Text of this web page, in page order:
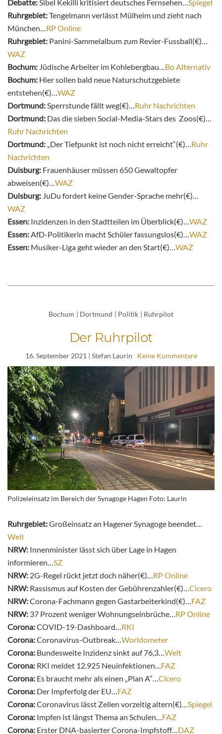
Debatte:Sibel Kekilli kritisiert deutsches Fernsehen…Spiegel
Ruhrgebiet:Tengelmann verlässt Mülheim und zieht nach
München…RP Online
Ruhrgebiet: Panini-Sammelalbum zum Revier-Fussball(€)…
WAZ
Bochum: Jüdische Arbeiter im Kohlebergbau…Bo Alternativ
Bochum: Hier sollen bald neue Naturschutzgebiete
entstehen(€)…WAZ
Dortmund:Sperrstunde fällt weg(€)…Ruhr Nachrichten
Dortmund: Das die sieben Social-Media-Stars des Zoos(€)…
Ruhr Nachrichten
Dortmund: „Der Tiefpunkt ist noch nicht erreicht“(€)…Ruhr
Nachrichten
Duisburg: Frauenhäuser müssen 650 Gewaltopfer
abweisen(€)…WAZ
Duisburg: JuDu fordert keine Gender-Sprache mehr(€)…
WAZ
Essen: Inzidenzen in den Stadtteilen im Überblick(€)…WAZ
Essen:AfD-Politikerin macht Schüler fassungslos(€)…WAZ
Essen: Musiker-Liga geht wieder an den Start(€)…WAZ
Bochum Dortmund Politik Ruhrpilot
Der Ruhrpilot
16. September 2021 | Stefan Laurin Keine Kommentare
Polizeieinsatz im Bereich der Synagoge Hagen Foto: Laurin
Ruhrgebiet:Großeinsatz an Hagener Synagoge beendet…
Welt
NRW: Innenminister lässt sich über Lage in Hagen
informieren…SZ
NRW: 2G-Regel rückt jetzt doch näher(€)…RP Online
NRW: Rassismus auf Kosten der Gebührenzahler(€)…Cicero
NRW:Corona-Fachmann gegen Gastarbeiterkind(€)…FAZ
NRW: 37 Prozent weniger Wohnungseinbrüche…RP Online
Corona:COVID-19-Dashboard…RKI
Corona:Coronavirus-Outbreak…Worldometer
Corona: Bundesweite Inzidenz sinkt auf 76,3…Welt
Corona: RKI meldet 12.925 Neuinfektionen…FAZ
Corona: Es braucht mehr als einen „Plan A“…Cicero
Corona: Der Impferfolg der EU…FAZ
Corona:Coronavirus lässt Zellen vorzeitig altern(€)…Spiegel
Corona: Impfen ist längst Thema an Schulen…FAZ
Corona: Erster DNA-basierter Corona-Impfstoff…DAZ